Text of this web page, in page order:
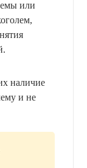
или
наличие
и не